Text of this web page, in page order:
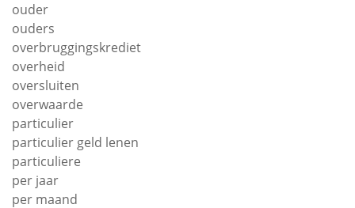
ouder
ouders
overbruggingskrediet
overheid
oversluiten
overwaarde
particulier
particulier geld lenen
particuliere
per jaar
per maand